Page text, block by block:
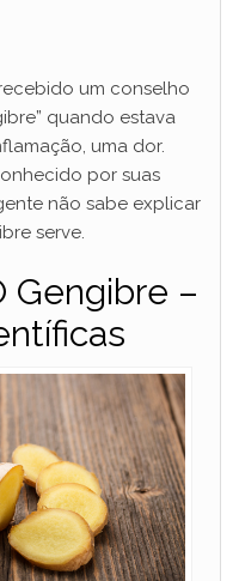
um conselho
quando estava
uma dor.
por suas
não sabe explicar
serve.
Gengibre –